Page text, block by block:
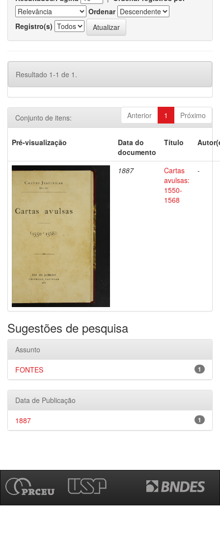
Ordenar
Registro(s)
Resultado 1-1 de 1.
Anterior 1 Próximo
Conjunto de itens:
Pré-visualização
Data do
documento
Título
1887
Cartas
avulsas:
1550-
1568
-
Sugestões de pesquisa
Assunto
1
FONTES
Data de Publicação
1
1887